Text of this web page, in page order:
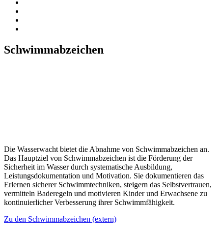
Schwimmabzeichen
Die Wasserwacht bietet die Abnahme von Schwimmabzeichen an.
Das Hauptziel von Schwimmabzeichen ist die Förderung der
Sicherheit im Wasser durch systematische Ausbildung,
Leistungsdokumentation und Motivation. Sie dokumentieren das
Erlernen sicherer Schwimmtechniken, steigern das Selbstvertrauen,
vermitteln Baderegeln und motivieren Kinder und Erwachsene zu
kontinuierlicher Verbesserung ihrer Schwimmfähigkeit.
Zu den Schwimmabzeichen (extern)